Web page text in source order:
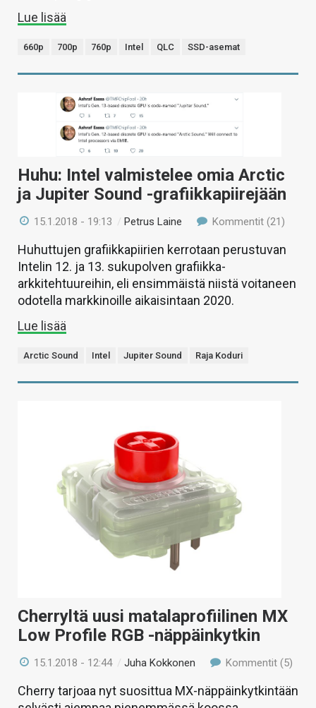
Lue lisää
660p 700p 760p Intel QLC SSD-asemat
Huhu: Intel valmistelee omia Arctic
ja Jupiter Sound -grafiikkapiirejään
15.1.2018 - 19:13 /Petrus Laine Kommentit (21)
Huhuttujen grafiikkapiirien kerrotaan perustuvan
Intelin 12. ja 13. sukupolven grafiikka-
arkkitehtuureihin, eli ensimmäistä niistä voitaneen
odotella markkinoille aikaisintaan 2020.
Lue lisää
Arctic Sound Intel Jupiter Sound Raja Koduri
Cherryltä uusi matalaprofiilinen MX
Low Profile RGB -näppäinkytkin
15.1.2018 - 12:44 /Juha Kokkonen Kommentit (5)
Cherry tarjoaa nyt suosittua MX-näppäinkytkintään